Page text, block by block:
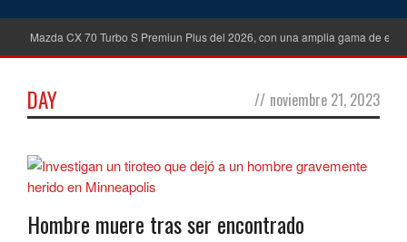
Mazda CX 70 Turbo S Premiun Plus del 2026, con una amplia gama de
DAY // noviembre 21, 2023
Hombre muere tras ser encontrado